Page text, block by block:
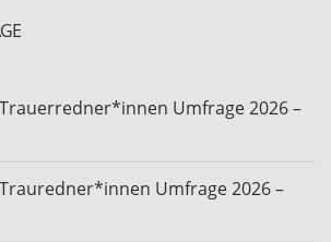
Umfrage 2026 –
Umfrage 2026 –